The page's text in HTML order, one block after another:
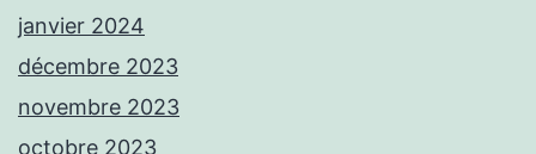
janvier 2024
décembre 2023
novembre 2023
octobre 2023